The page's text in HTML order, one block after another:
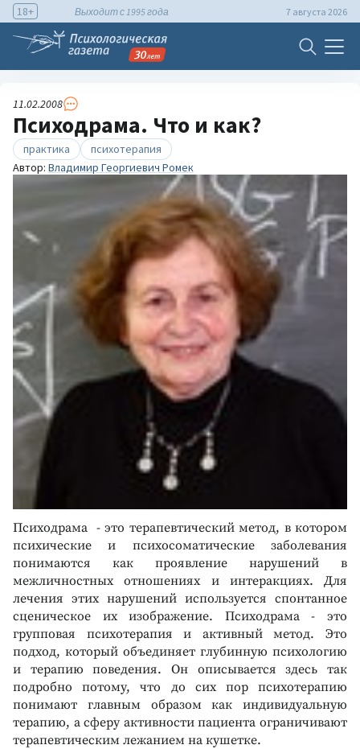
18+ Выходит с 1995 года 7 августа 2026
11.02.2008
Психодрама. Что и как?
практика
психотерапия
Автор: Владимир Георгиевич Ромек
Психодрама - это терапевтический метод, в котором
психические и психосоматические заболевания
понимаются как проявление нарушений в
межличностных отношениях и интеракциях. Для
лечения этих нарушений используется спонтанное
сценическое их изображение. Психодрама - это
групповая психотерапия и активный метод. Это
подход, который объединяет глубинную психологию
и терапию поведения. Он описывается здесь так
подробно потому, что до сих пор психотерапию
понимают главным образом как индивидуальную
терапию, а сферу активности пациента ограничивают
терапевтическим лежанием на кушетке.